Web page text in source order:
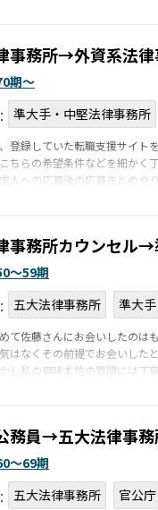
事務所→外資系法律
期〜
準大手・中堅法律事務所
登録していた転職支援サイト
ちらの希望条件などを細かく
の応募後の応募先とのやり
事務所カウンセル→
〜59期
五大法律事務所 準大
て佐藤さんにお会いしたのは
はなくその前提でお会いした
し私の興味本位の質問には
務員→五大法律事務
〜69期
五大法律事務所 官公庁